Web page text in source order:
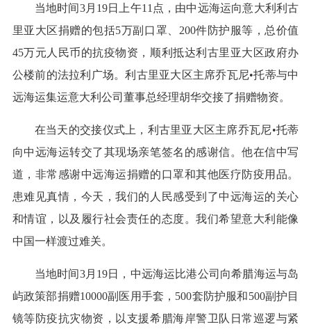
当地时间3月19日上午11点，由中远海运向意大利利古
里亚大区捐赠的包括5万副口罩、200件防护服等，总价值
45万元人民币的抗疫物资，顺利抵达利古里亚大区政府办
公楼前的法拉利广场。利古里亚大区主席乔瓦尼•托蒂与中
远海运集运意大利公司董事总经理胡华交接了捐赠物资。
在当天的交接仪式上，利古里亚大区主席乔瓦尼•托蒂
向中远海运转交了其现场亲笔签名的感谢信。他在信中写
道，非常感谢中远海运捐赠的口罩和其他医疗防疫用品。
患难见真情，今天，我们的人民感受到了中远海运的关心
和情谊，以及履行社会责任的态度。我们希望意大利能像
中国一样渡过难关。
当地时间3月19日，中远海运比港公司向希腊海运与岛
屿政策部捐赠10000副医用手套，500套防护服和500副护目
镜等防疫抗灾物资，以支援希腊海岸警卫队日常巡逻与紧